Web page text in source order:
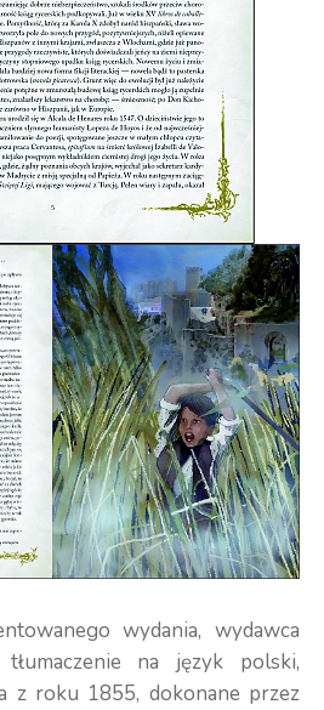
wydania, wydawca
na język polski,
z roku 1855, dokonane przez